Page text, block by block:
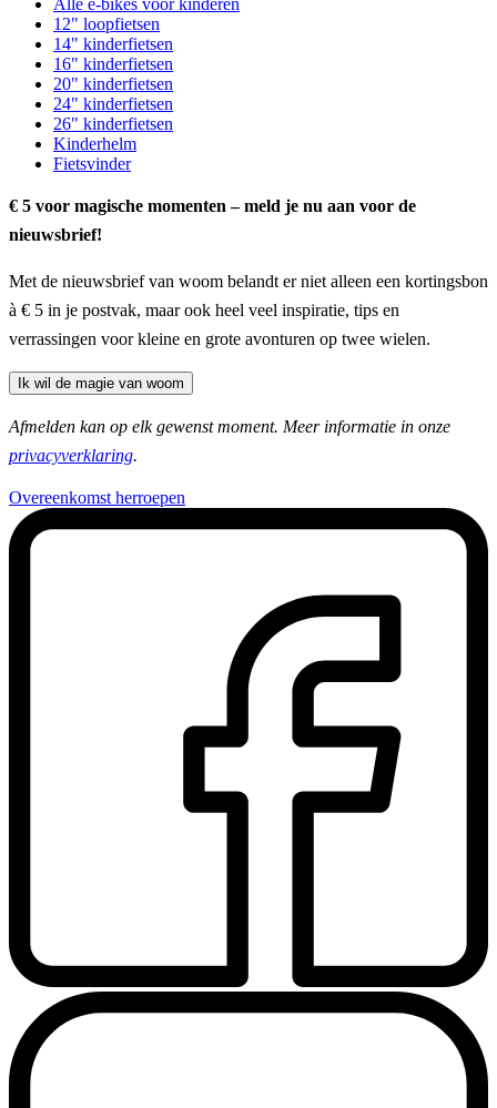
12" loopfietsen
14" kinderfietsen
16" kinderfietsen
20" kinderfietsen
24" kinderfietsen
26" kinderfietsen
Kinderhelm
Fietsvinder
€ 5 voor magische momenten – meld je nu aan voor de
nieuwsbrief!
Met de nieuwsbrief van woom belandt er niet alleen een kortingsbon
à € 5 in je postvak, maar ook heel veel inspiratie, tips en
verrassingen voor kleine en grote avonturen op twee wielen.
Ik wil de magie van woom
Afmelden kan op elk gewenst moment. Meer informatie in onze
privacyverklaring.
Overeenkomst herroepen